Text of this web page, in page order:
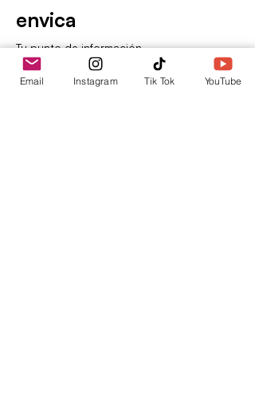
envica
Tu punto de información.
Email Instagram Tik Tok YouTube